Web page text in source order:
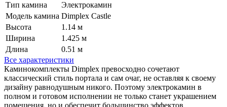
Тип камина
Электрокамин
Модель камина Dimplex Castle
Высота
1.14 м
Ширина
1.425 м
Длина
0.51 м
Все характеристики
Каминокомплекты Dimplex превосходно сочетают
классический стиль портала и сам очаг, не оставляя к своему
дизайну равнодушным никого. Поэтому электрокамин в
полном и готовом исполнении не только станет украшением